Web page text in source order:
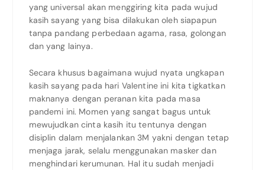
yang universal akan menggiring kita pada wujud
kasih sayang yang bisa dilakukan oleh siapapun
tanpa pandang perbedaan agama, rasa, golongan
dan yang lainya.
Secara khusus bagaimana wujud nyata ungkapan
kasih sayang pada hari Valentine ini kita tigkatkan
maknanya dengan peranan kita pada masa
pandemi ini. Momen yang sangat bagus untuk
mewujudkan cinta kasih itu tentunya dengan
disiplin dalam menjalankan 3M yakni dengan tetap
menjaga jarak, selalu menggunakan masker dan
menghindari kerumunan. Hal itu sudah menjadi